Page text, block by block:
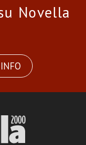
Novella